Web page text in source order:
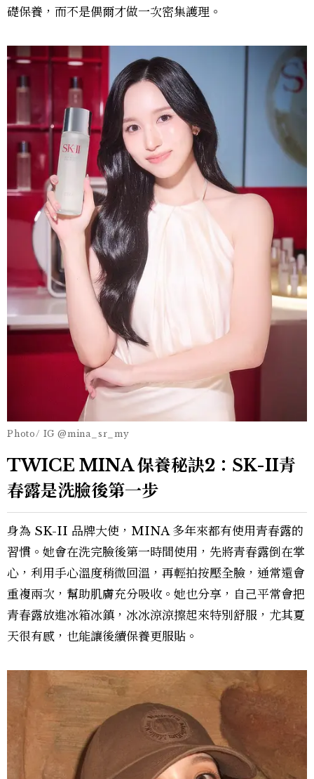
礎保養，而不是偶爾才做一次密集護理。
Photo/ IG @mina_sr_my
TWICE MINA 保養秘訣2：SK-II青
春露是洗臉後第一步
身為 SK-II 品牌大使，MINA 多年來都有使用青春露的
習慣。她會在洗完臉後第一時間使用，先將青春露倒在掌
心，利用手心溫度稍微回溫，再輕拍按壓全臉，通常還會
重複兩次，幫助肌膚充分吸收。她也分享，自己平常會把
青春露放進冰箱冰鎮，冰冰涼涼擦起來特別舒服，尤其夏
天很有感，也能讓後續保養更服貼。